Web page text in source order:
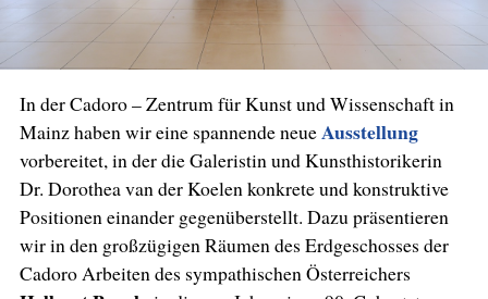
In der Cadoro – Zentrum für Kunst und Wissenschaft in
Mainz haben wir eine spannende neueAusstellung
vorbereitet, in der die Galeristin und Kunsthistorikerin
Dr. Dorothea van der Koelen konkrete und konstruktive
Positionen einander gegenüberstellt. Dazu präsentieren
wir in den großzügigen Räumen des Erdgeschosses der
Cadoro Arbeiten des sympathischen Österreichers